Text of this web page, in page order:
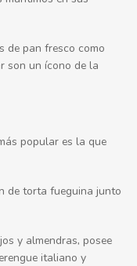
de pan fresco como
son un ícono de la
popular es la que
de torta fueguina junto
y almendras, posee
italiano y